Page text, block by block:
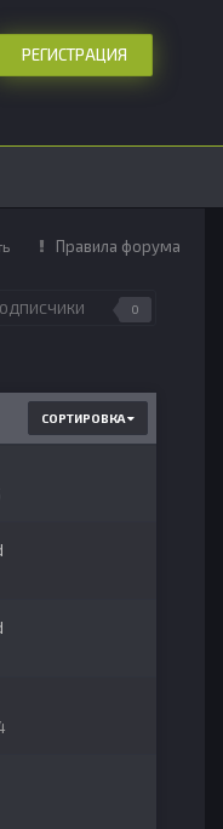
РЕГИСТРАЦИЯ
Правила форума
0
СОРТИРОВКА